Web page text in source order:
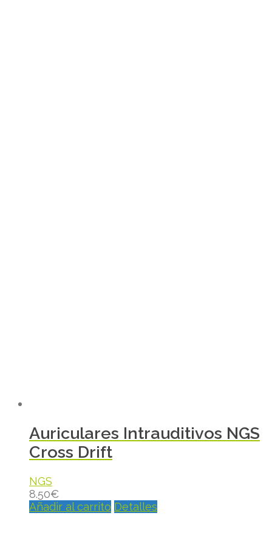
Auriculares Intrauditivos NGS
Cross Drift
NGS
8.50€
Añadir al carrito Detalles